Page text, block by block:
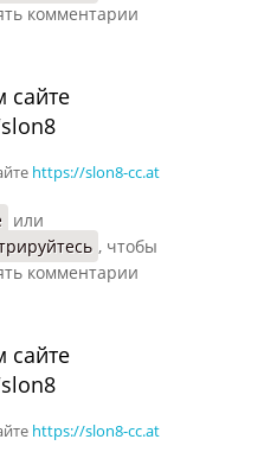
комментарии
сайте
https://slon8-cc.at
или
, чтобы
комментарии
сайте
https://slon8-cc.at